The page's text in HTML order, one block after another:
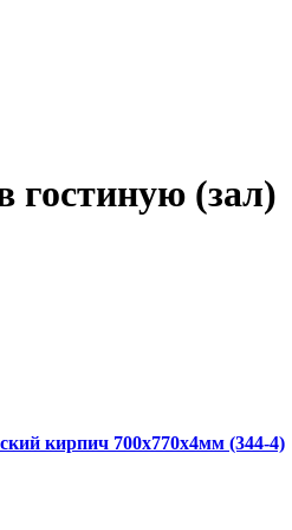
гостиную (зал)
кирпич 700x770x4мм (344-4)